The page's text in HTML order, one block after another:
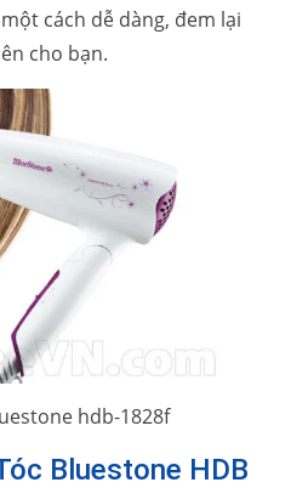
cách dễ dàng, đem lại
cho bạn.
hdb-1828f
Bluestone HDB